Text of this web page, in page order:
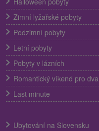
Zimní lyžařské pobyty
Podzimní pobyty
Letní pobyty
Pobyty v lázních
Romantický víkend pro dva
Last minute
Ubytování na Slovensku